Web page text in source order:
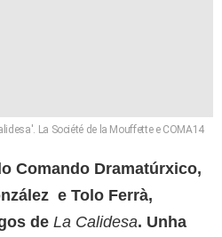
La Société de la Mouffette e COMA14
Comando Dramatúrxico,
e Tolo Ferrà,
de La Calidesa. Unha